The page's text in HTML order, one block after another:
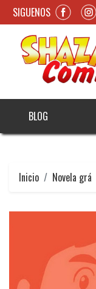
SIGUENOS
BLOG
Inicio Novela grá